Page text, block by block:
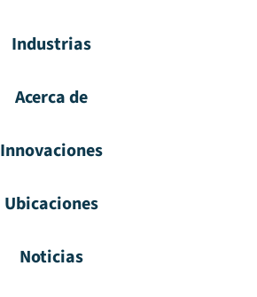
Industrias
Acerca de
Innovaciones
Ubicaciones
Noticias